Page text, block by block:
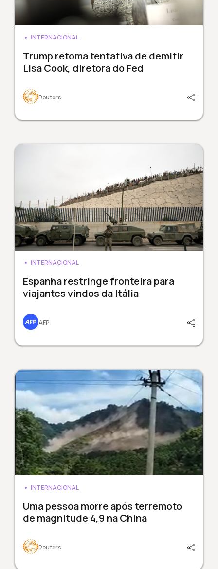
INTERNACIONAL
Trump retoma tentativa de demitir
Lisa Cook, diretora do Fed
Reuters
INTERNACIONAL
Espanha restringe fronteira para
viajantes vindos da Itália
AFP
INTERNACIONAL
Uma pessoa morre após terremoto
de magnitude 4,9 na China
Reuters